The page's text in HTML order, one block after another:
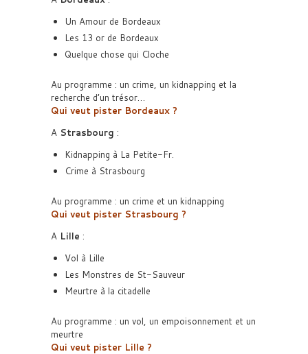
Un Amour de Bordeaux
Les 13 or de Bordeaux
Quelque chose qui Cloche
Au programme : un crime, un kidnapping et la
recherche d’un trésor…
Qui veut pister Bordeaux ?
A Strasbourg :
Kidnapping à La Petite-Fr.
Crime à Strasbourg
Au programme : un crime et un kidnapping
Qui veut pister Strasbourg ?
A Lille :
Vol à Lille
Les Monstres de St-Sauveur
Meurtre à la citadelle
Au programme : un vol, un empoisonnement et un
meurtre
Qui veut pister Lille ?